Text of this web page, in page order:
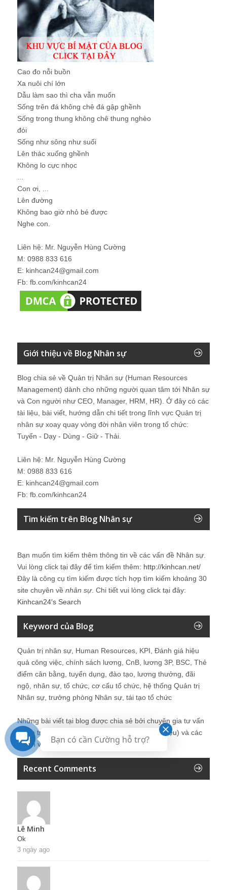
Cao đo nỗi buồn
Xa nuôi chí lớn
Dẫu làm sao thì cha vẫn muốn
Sống trên đá không chê đá gập ghềnh
Sống trong thung không chê thung nghèo
đói
Sống như sông như suối
Lên thác xuống ghềnh
Không lo cực nhọc
Con ơi, ...
Lên đường
Không bao giờ nhỏ bé được
Nghe con.
Liên hệ: Mr. Nguyễn Hùng Cường
M: 0988 833 616
E: kinhcan24@gmail.com
Fb: fb.com/kinhcan24
Giới thiệu về Blog Nhân sự
Blog chia sẻ về Quản trị Nhân sự (Human Resources
Management) dành cho những người quan tâm tới Nhân sự
và Con người như CEO, Manager, HRM, HR). Ở đây có các
tài liệu, bài viết, hướng dẫn chi tiết trong lĩnh vực Quản trị
nhân sự xoay quay vòng đời nhân viên trong tổ chức:
Tuyển - Dạy - Dùng - Giữ - Thải.
Liên hệ: Mr. Nguyễn Hùng Cường
M: 0988 833 616
E: kinhcan24@gmail.com
Fb: fb.com/kinhcan24
Tìm kiếm trên Blog Nhân sự
Bạn muốn tìm kiếm thêm thông tin về các vấn đề Nhân sự
Vui lòng click tại đây để tìm kiếm thêm: http://kinhcan.net/
Đây là công cụ tìm kiếm được tích hợp tìm kiếm khoảng 30
site chuyên về nhân sự. Chi tiết vui lòng click tại đây:
Kinhcan24′s Search
Keyword của Blog
Quản trị nhân sự, Human Resources, KPI, Đánh giá hiệu
quả công việc, chính sách lương, CnB, lương 3P, BSC, Thẻ
điểm cân bằng, tuyển dụng, đào tạo, lương thưởng, đãi
ngộ, nhân sự, tổ chức, cơ cấu tổ chức, hệ thống Quản trị
Nhân sự, trưởng phòng Nhân sự, tái tạo tổ chức
Những bài viết tại blog được chia sẻ bởi chuyên gia tư vấn
Quản trị Nhân sự Nguyễn Hùng Cường (
giới thiệu) và các
thành viên khác trong cộng đồng Nhân sự.
Recent Comments
Lê Minh
Ok
3 ngày ago
Bạn có cần Cường hỗ trợ?